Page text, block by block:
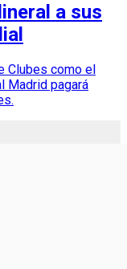
a sus
Clubes como el
Madrid pagará